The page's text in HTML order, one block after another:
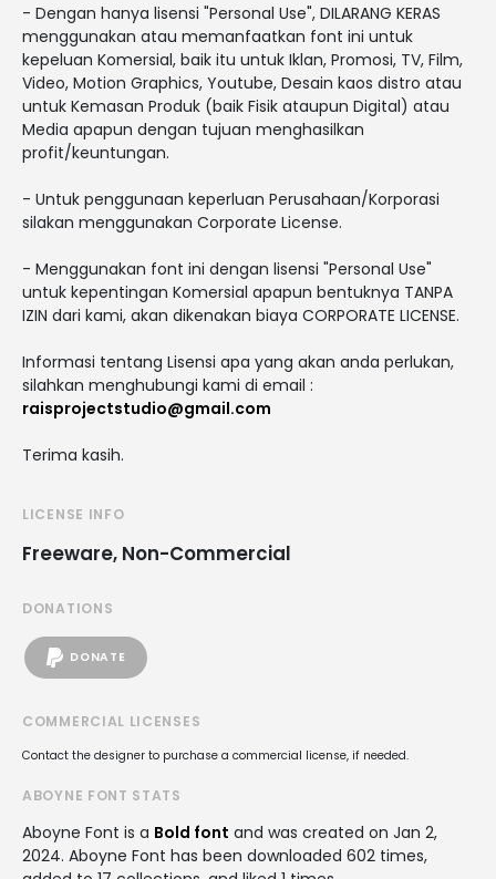
- Dengan hanya lisensi "Personal Use", DILARANG KERAS
menggunakan atau memanfaatkan font ini untuk
kepeluan Komersial, baik itu untuk Iklan, Promosi, TV, Film,
Video, Motion Graphics, Youtube, Desain kaos distro atau
untuk Kemasan Produk (baik Fisik ataupun Digital) atau
Media apapun dengan tujuan menghasilkan
profit/keuntungan.
- Untuk penggunaan keperluan Perusahaan/Korporasi
silakan menggunakan Corporate License.
- Menggunakan font ini dengan lisensi "Personal Use"
untuk kepentingan Komersial apapun bentuknya TANPA
IZIN dari kami, akan dikenakan biaya CORPORATE LICENSE.
Informasi tentang Lisensi apa yang akan anda perlukan,
silahkan menghubungi kami di email :
raisprojectstudio@gmail.com
Terima kasih.
LICENSE INFO
Freeware, Non-Commercial
DONATIONS
DONATE
COMMERCIAL LICENSES
Contact the designer to purchase a commercial license, if needed.
ABOYNE FONT STATS
Aboyne Font is a Bold font and was created on Jan 2,
2024. Aboyne Font has been downloaded 602 times,